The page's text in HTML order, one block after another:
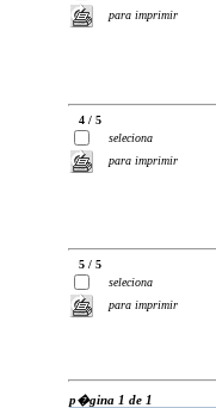
para imprimir
4 / 5
seleciona
para imprimir
5 / 5
seleciona
para imprimir
p�gina 1 de 1